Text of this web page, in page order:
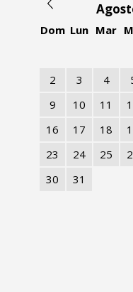
Dom Lun Mar
2
3 4
9
10 11
16
17 18
23
24 25
30
31